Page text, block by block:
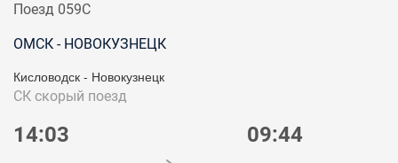
Поезд 059С
ОМСК - НОВОКУЗНЕЦК
Кисловодск - Новокузнецк
СК скорый поезд
14:03 09:44